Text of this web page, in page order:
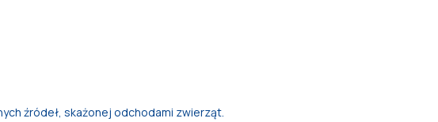
źródeł, skażonej odchodami zwierząt.